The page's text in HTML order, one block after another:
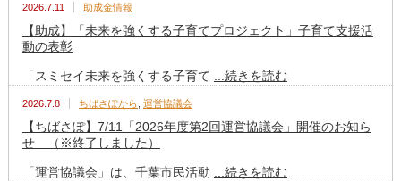
2026.7.11 助成金情報
【助成】「未来を強くする子育てプロジェクト」子育て支援活
動の表彰
「スミセイ未来を強くする子育て ...続きを読む
2026.7.8 ちばさぽから 運営協議会
【ちばさぽ】7/11「2026年度第2回運営協議会」開催のお知ら
せ （※終了しました）
「運営協議会」は、千葉市民活動 ...続きを読む